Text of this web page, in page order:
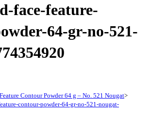
face-feature-
64-gr-no-521-
Contour Powder 64 g – No. 521 Nougat>
contour-powder-64-gr-no-521-nougat-